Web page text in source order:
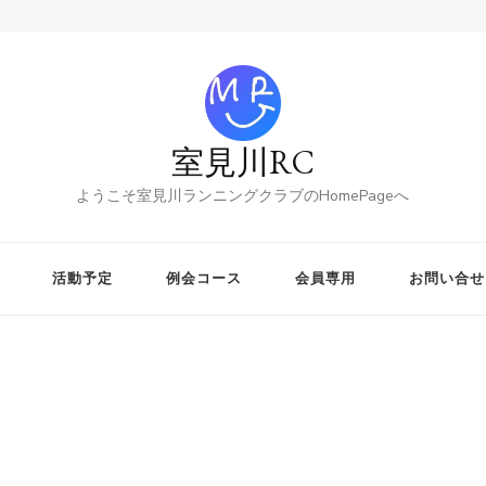
室見川RC
ようこそ室見川ランニングクラブのHomePageへ
活動予定 例会コース 会員専用 お問い合せ